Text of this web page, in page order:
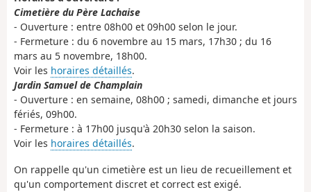
Cimetière du Père Lachaise
- Ouverture : entre 08h00 et 09h00 selon le jour.
- Fermeture : du 6 novembre au 15 mars, 17h30 ; du 16
mars au 5 novembre, 18h00.
Voir les horaires détaillés.
Jardin Samuel de Champlain
- Ouverture : en semaine, 08h00 ; samedi, dimanche et jours
fériés, 09h00.
- Fermeture : à 17h00 jusqu'à 20h30 selon la saison.
Voir les horaires détaillés.
On rappelle qu'un cimetière est un lieu de recueillement et
qu'un comportement discret et correct est exigé.